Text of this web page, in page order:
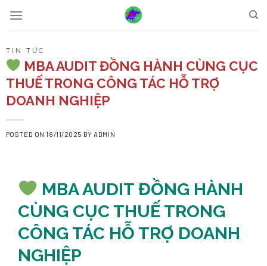
TIN TỨC
MBA AUDIT ĐỒNG HÀNH CÙNG CỤC
THUẾ TRONG CÔNG TÁC HỖ TRỢ
DOANH NGHIỆP
POSTED ON18/11/2025 BY ADMIN
MBA AUDIT ĐỒNG HÀNH
CÙNG CỤC THUẾ TRONG
CÔNG TÁC HỖ TRỢ DOANH
NGHIỆP